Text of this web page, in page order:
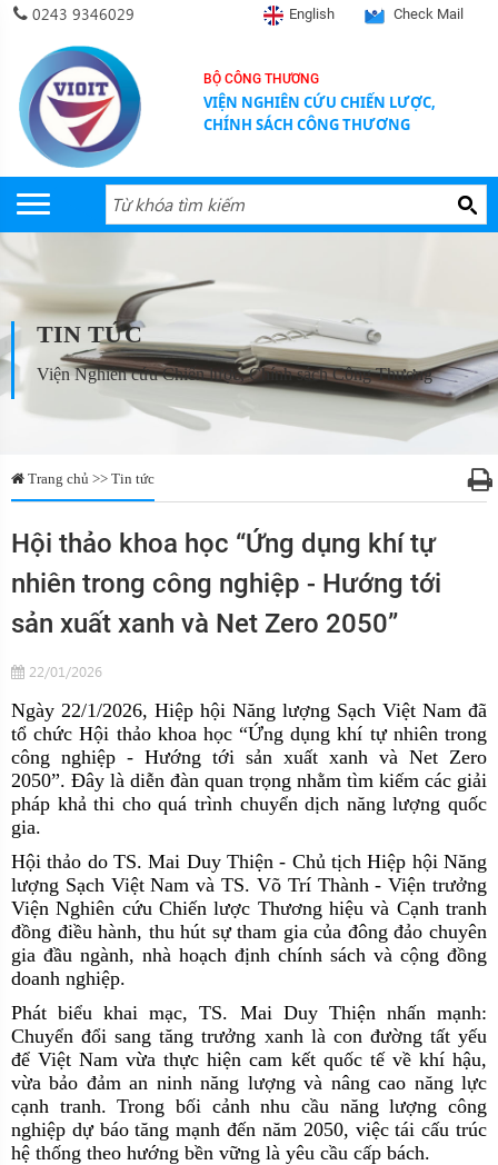
0243 9346029 English Check Mail
BỘ CÔNG THƯƠNG
VIỆN NGHIÊN CỨU CHIẾN LƯỢC,
CHÍNH SÁCH CÔNG THƯƠNG
TIN TỨC
Viện Nghiên cứu Chiến lược, Chính sách Công Thương
Trang chủ >> Tin tức
Hội thảo khoa học “Ứng dụng khí tự
nhiên trong công nghiệp - Hướng tới
sản xuất xanh và Net Zero 2050”
22/01/2026
Ngày 22/1/2026, Hiệp hội Năng lượng Sạch Việt Nam đã
tổ chức Hội thảo khoa học “Ứng dụng khí tự nhiên trong
công nghiệp - Hướng tới sản xuất xanh và Net Zero
2050”. Đây là diễn đàn quan trọng nhằm tìm kiếm các giải
pháp khả thi cho quá trình chuyển dịch năng lượng quốc
gia.
Hội thảo do TS. Mai Duy Thiện - Chủ tịch Hiệp hội Năng
lượng Sạch Việt Nam và TS. Võ Trí Thành - Viện trưởng
Viện Nghiên cứu Chiến lược Thương hiệu và Cạnh tranh
đồng điều hành, thu hút sự tham gia của đông đảo chuyên
gia đầu ngành, nhà hoạch định chính sách và cộng đồng
doanh nghiệp.
Phát biểu khai mạc, TS. Mai Duy Thiện nhấn mạnh:
Chuyển đổi sang tăng trưởng xanh là con đường tất yếu
để Việt Nam vừa thực hiện cam kết quốc tế về khí hậu,
vừa bảo đảm an ninh năng lượng và nâng cao năng lực
cạnh tranh. Trong bối cảnh nhu cầu năng lượng công
nghiệp dự báo tăng mạnh đến năm 2050, việc tái cấu trúc
hệ thống theo hướng bền vững là yêu cầu cấp bách.